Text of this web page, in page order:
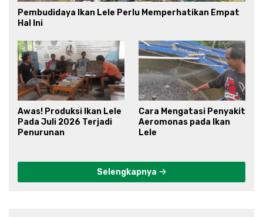
Pembudidaya Ikan Lele Perlu Memperhatikan Empat
Hal Ini
Awas! Produksi Ikan Lele
Pada Juli 2026 Terjadi
Penurunan
Cara Mengatasi Penyakit
Aeromonas pada Ikan
Lele
Selengkapnya